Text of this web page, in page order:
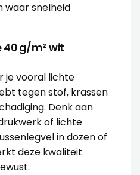
waar snelheid
40 g/m² wit
je vooral lichte
tegen stof, krassen
Denk aan
of lichte
in dozen of
deze kwaliteit